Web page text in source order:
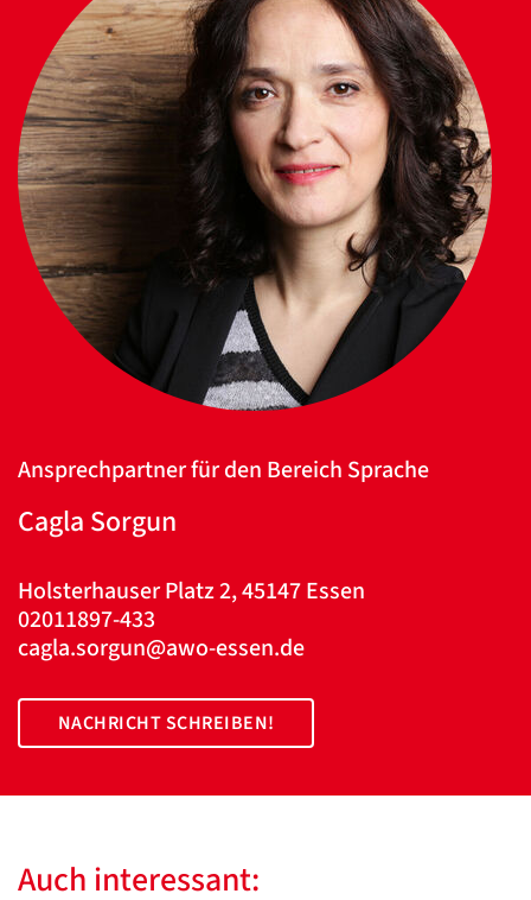
Ansprechpartner für den Bereich Sprache
Cagla Sorgun
Holsterhauser Platz 2, 45147 Essen
02011897-433
cagla.sorgun@awo-essen.de
NACHRICHT SCHREIBEN!
Auch interessant:
Datenschutzerklärung
Übersetzen
/